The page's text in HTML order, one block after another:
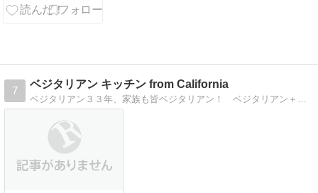
展6/30”
7
ベジタリアン キッチン from California
ベジタリアン３３年、家族も皆ベジタリアン！ ベジタリアン＋ヴィーガン料理、スーパーフード、パワーハウス*ドリンクなど、我が家のレシピを公開中！